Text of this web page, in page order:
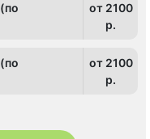
от 2100
p.
от 2100
p.